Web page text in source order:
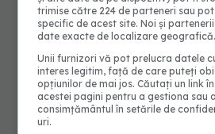
trimise către 224 de parteneri sau
specific de acest site. Noi și
date exacte de localizare
Unii furnizori vă pot prelucra datele
interes legitim, față de care puteți
opțiunilor de mai jos. Căutați un link
acestei pagini pentru a gestiona sau
consimțământul în setările de
uri.